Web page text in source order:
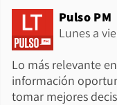
Pulso PM
Lunes a
Lo más relevante
información
tomar mejores